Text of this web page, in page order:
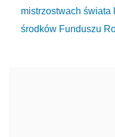
mistrzostwach świata
środków Funduszu